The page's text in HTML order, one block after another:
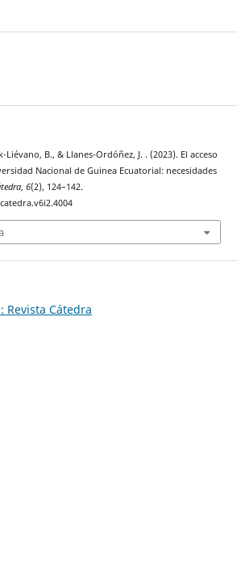
B., & Llanes-Ordóñez, J. . (2023). El acceso
Nacional de Guinea Ecuatorial: necesidades
, 6(2), 124–142.
Revista Cátedra